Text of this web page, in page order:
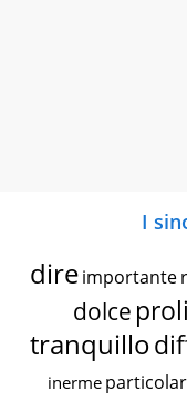
I
dire importante
dolce
tranquillo
inerme